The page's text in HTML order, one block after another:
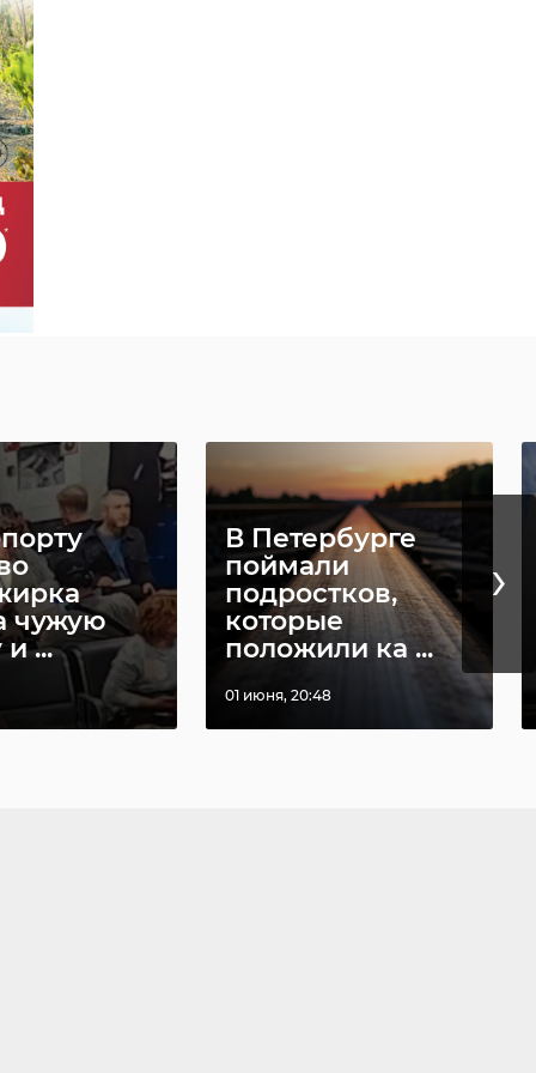
чужую
и ...
В Петербурге
поймали
подростков,
которые
положили ка ...
01 июня, 20:48
›
...
открытию новая
школа на 1100
мест
10 июня, 13:26
›
и